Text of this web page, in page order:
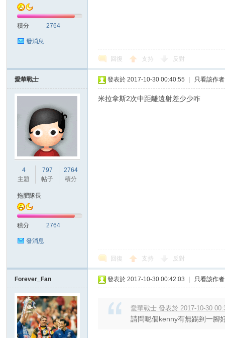
討
積分 2764
發消息
回復 支持 反對
愛華戰士
4
主題
797
帖子
2764
積分
拖肥隊長
積分 2764
發消息
發表於 2017-10-30 00:40:55 只看該作者
米拉拿斯2次中距離遠射差少少咋
回復 支持 反對
Forever_Fan 發表於 2017-10-30 00:42:03 只看該作者
愛華戰士 發表於 2017-10-30
請問呢個kenny有無踢到一腳